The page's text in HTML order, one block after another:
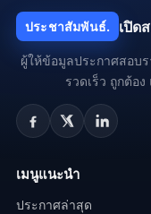
ประชาสัมพันธ์. เปิด
ผู้ให้ข้อมูลประกาศสอบ
รวดเร็ว ถูกต้อ
เมนูแนะนำ
ประกาศล่าสุด